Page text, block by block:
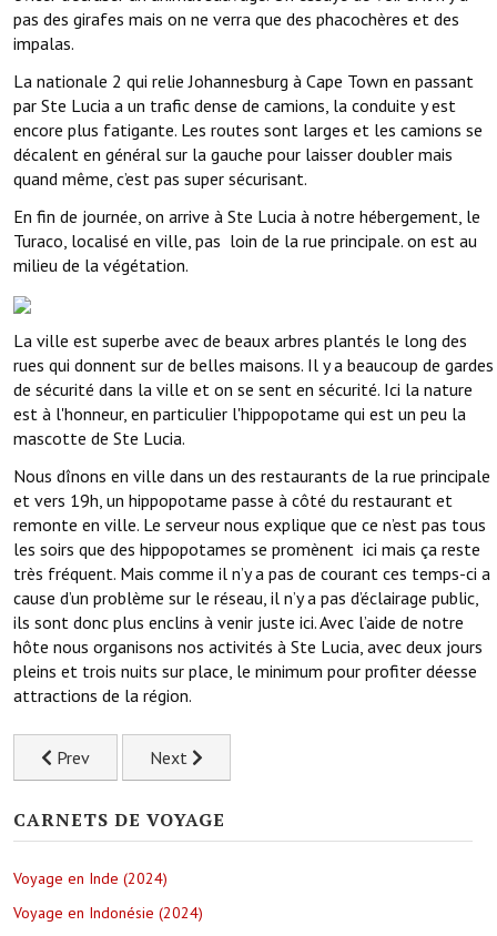
pas des girafes mais on ne verra que des phacochères et des
impalas.
La nationale 2 qui relie Johannesburg à Cape Town en passant
par Ste Lucia a un trafic dense de camions, la conduite y est
encore plus fatigante. Les routes sont larges et les camions se
décalent en général sur la gauche pour laisser doubler mais
quand même, c’est pas super sécurisant.
En fin de journée, on arrive à Ste Lucia à notre hébergement, le
Turaco, localisé en ville, pas loin de la rue principale. on est au
milieu de la végétation.
La ville est superbe avec de beaux arbres plantés le long des
rues qui donnent sur de belles maisons. Il y a beaucoup de gardes
de sécurité dans la ville et on se sent en sécurité. Ici la nature
est à l'honneur, en particulier l'hippopotame qui est un peu la
mascotte de Ste Lucia.
Nous dînons en ville dans un des restaurants de la rue principale
et vers 19h, un hippopotame passe à côté du restaurant et
remonte en ville. Le serveur nous explique que ce n’est pas tous
les soirs que des hippopotames se promènent ici mais ça reste
très fréquent. Mais comme il n’y a pas de courant ces temps-ci a
cause d’un problème sur le réseau, il n’y a pas d’éclairage public,
ils sont donc plus enclins à venir juste ici. Avec l’aide de notre
hôte nous organisons nos activités à Ste Lucia, avec deux jours
pleins et trois nuits sur place, le minimum pour profiter déesse
attractions de la région.
Previous article: Rencontres rapprochées avec les
Prev Next article: A la rencontre des baleines
Next
CARNETS DE VOYAGE
Voyage en Inde (2024)
Voyage en Indonésie (2024)